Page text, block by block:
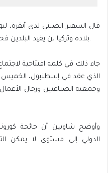
قال السفير الصيني لدى أنقرة،
بلاده وتركيا لن يفيد البلدين فحسب، بل المنطقة وجميع دول العالم.
جاء ذلك في كلمة افتتاحية
الذي عقد في إسطنبول،
وأوضح شاوبين أن جائحة
الدولي إلى مستوى لا يمكن